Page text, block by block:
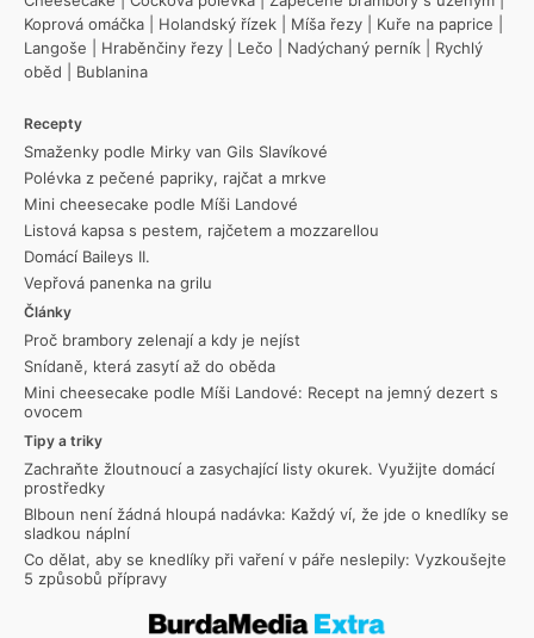
Koprová omáčka
Holandský řízek Míša řezy Kuře na paprice
Langoše
Hraběnčiny řezy Lečo Nadýchaný perník
Rychlý
oběd
Bublanina
Recepty
Smaženky podle Mirky van Gils Slavíkové
Polévka z pečené papriky, rajčat a mrkve
Mini cheesecake podle Míši Landové
Listová kapsa s pestem, rajčetem a mozzarellou
Domácí Baileys II.
Vepřová panenka na grilu
Články
Proč brambory zelenají a kdy je nejíst
Snídaně, která zasytí až do oběda
Mini cheesecake podle Míši Landové: Recept na jemný dezert s
ovocem
Tipy a triky
Zachraňte žloutnoucí a zasychající listy okurek. Využijte domácí
prostředky
Blboun není žádná hloupá nadávka: Každý ví, že jde o knedlíky se
sladkou náplní
Co dělat, aby se knedlíky při vaření v páře neslepily: Vyzkoušejte
5 způsobů přípravy